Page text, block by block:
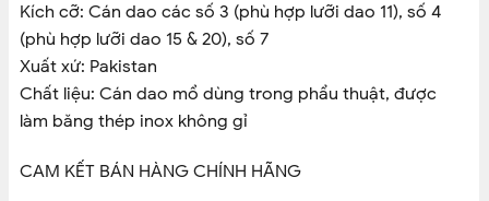
Kích cỡ: Cán dao các số 3 (phù hợp lưỡi dao 11), số 4
(phù hợp lưỡi dao 15 & 20), số 7
Xuất xứ: Pakistan
Chất liệu: Cán dao mổ dùng trong phẩu thuật, được
làm băng thép inox không gỉ
CAM KẾT BÁN HÀNG CHÍNH HÃNG